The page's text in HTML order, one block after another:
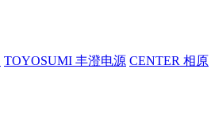
TOYOSUMI 丰澄电源 CENTER 相原